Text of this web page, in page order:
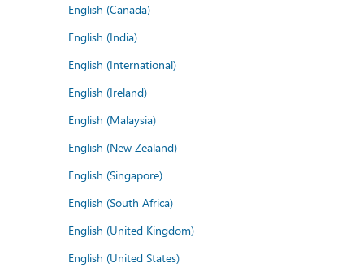
English (Canada)
English (India)
English (International)
English (Ireland)
English (Malaysia)
English (New Zealand)
English (Singapore)
English (South Africa)
English (United Kingdom)
English (United States)